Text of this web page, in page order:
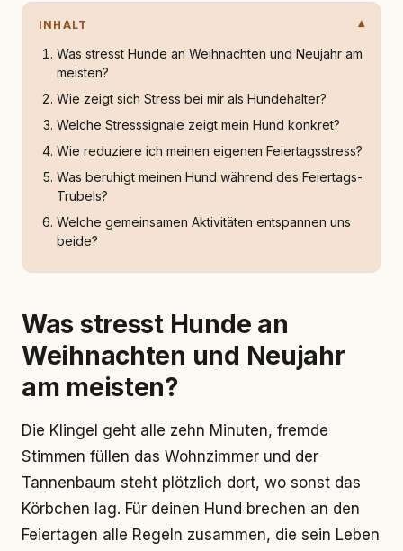
INHALT
Was stresst Hunde an Weihnachten und Neujahr am
meisten?
Wie zeigt sich Stress bei mir als Hundehalter?
Welche Stresssignale zeigt mein Hund konkret?
Wie reduziere ich meinen eigenen Feiertagsstress?
Was beruhigt meinen Hund während des Feiertags-
Trubels?
Welche gemeinsamen Aktivitäten entspannen uns
beide?
Was stresst Hunde an
Weihnachten und Neujahr
am meisten?
Die Klingel geht alle zehn Minuten, fremde
Stimmen füllen das Wohnzimmer und der
Tannenbaum steht plötzlich dort, wo sonst das
Körbchen lag. Für deinen Hund brechen an den
Feiertagen alle Regeln zusammen, die sein Leben